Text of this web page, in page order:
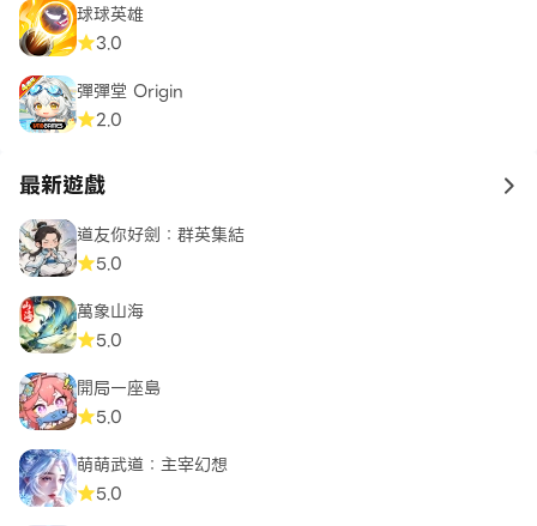
球球英雄
3.0
彈彈堂 Origin
2.0
最新遊戲 to
道友你好劍：群英集結
5.0
萬象山海
5.0
開局一座島
5.0
萌萌武道：主宰幻想
5.0